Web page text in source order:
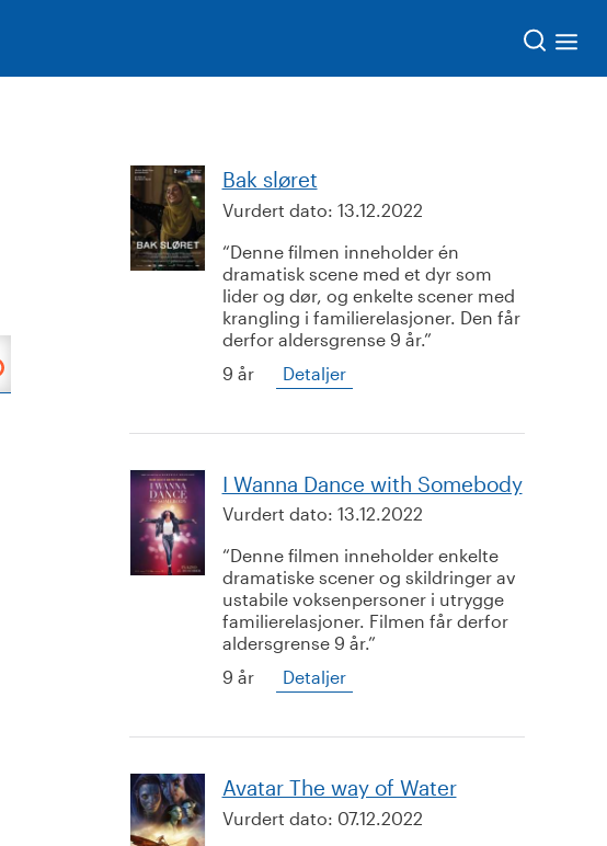
Bak sløret
Vurdert dato: 13.12.2022
Denne filmen inneholder én
dramatisk scene med et dyr som
lider og dør, og enkelte scener med
krangling i familierelasjoner. Den får
derfor aldersgrense 9 år.
9 år
Detaljer
I Wanna Dance with Somebody
Vurdert dato: 13.12.2022
Denne filmen inneholder enkelte
dramatiske scener og skildringer av
ustabile voksenpersoner i utrygge
familierelasjoner. Filmen får derfor
aldersgrense 9 år.
9 år
Detaljer
Avatar The way of Water
Vurdert dato: 07.12.2022